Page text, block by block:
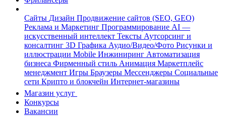
Сайты Дизайн Продвижение сайтов (SEO, GEO)
Реклама и Маркетинг Программирование AI —
искусственный интеллект Тексты Аутсорсинг и
консалтинг 3D Графика Аудио/Видео/Фото Рисунки и
иллюстрации Mobile Инжиниринг Автоматизация
бизнеса Фирменный стиль Анимация Маркетплейс
менеджмент Игры Браузеры Мессенджеры Социальные
сети Крипто и блокчейн Интернет-магазины
Магазин услуг
Конкурсы
Вакансии